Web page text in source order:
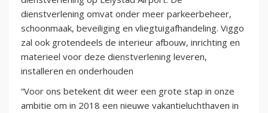
dienstverlening omvat onder meer parkeerbeheer,
schoonmaak, beveiliging en vliegtuigafhandeling. Viggo
zal ook grotendeels de interieur afbouw, inrichting en
materieel voor deze dienstverlening leveren,
installeren en onderhouden
“Voor ons betekent dit weer een grote stap in onze
ambitie om in 2018 een nieuwe vakantieluchthaven in